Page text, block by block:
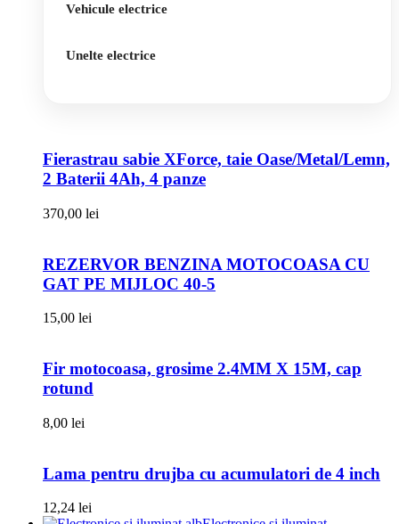
Vehicule electrice
Unelte electrice
Fierastrau sabie XForce, taie Oase/Metal/Lemn,
2 Baterii 4Ah, 4 panze
370,00 lei
REZERVOR BENZINA MOTOCOASA CU
GAT PE MIJLOC 40-5
15,00 lei
Fir motocoasa, grosime 2.4MM X 15M, cap
rotund
8,00 lei
Lama pentru drujba cu acumulatori de 4 inch
12,24 lei